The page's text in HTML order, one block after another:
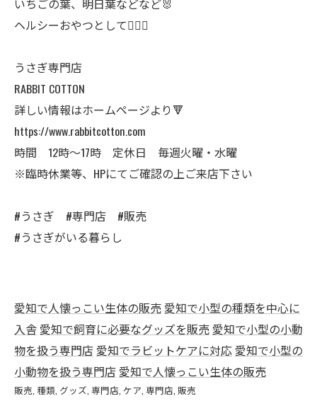
ヘルシーおやつとして👍🏻✨
うさぎ専門店
RABBIT COTTON
詳しい情報はホームページより🔻
https://www.rabbitcotton.com
時間 12時〜17時 定休日 毎週火曜・水曜
※臨時休業等、HPにてご確認の上ご来店下さい
#うさぎ #専門店 #販売
#うさぎがいる暮らし
愛知で人懐っこい生体の販売 愛知で小型の種類を中心に
入舎 愛知で飼育に必要なグッズを販売 愛知で小型の小動
物を扱う専門店 愛知でラビットケアに対応 愛知で小型の
小動物を扱う専門店 愛知で人懐っこい生体の販売
販売 種類 グッズ 専門店 ケア 専門店 販売